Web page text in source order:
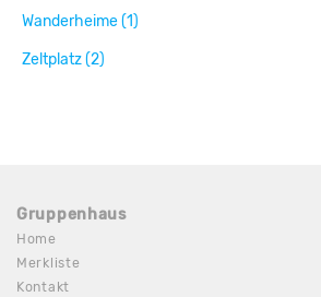
Wanderheime (1)
Zeltplatz (2)
Gruppenhaus
Home
Merkliste
Kontakt